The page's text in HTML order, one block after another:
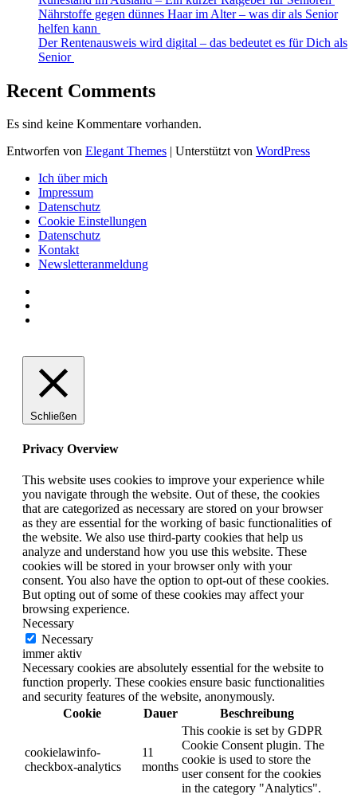
Nährstoffe gegen dünnes Haar im Alter – was dir als Senior
helfen kann
Der Rentenausweis wird digital – das bedeutet es für Dich als
Senior
Recent Comments
Es sind keine Kommentare vorhanden.
Entworfen von Elegant Themes | Unterstützt von WordPress
Ich über mich
Impressum
Datenschutz
Cookie Einstellungen
Datenschutz
Kontakt
Newsletteranmeldung
Schließen
Privacy Overview
This website uses cookies to improve your experience while
you navigate through the website. Out of these, the cookies
that are categorized as necessary are stored on your browser
as they are essential for the working of basic functionalities of
the website. We also use third-party cookies that help us
analyze and understand how you use this website. These
cookies will be stored in your browser only with your
consent. You also have the option to opt-out of these cookies.
But opting out of some of these cookies may affect your
browsing experience.
Necessary
Necessary
immer aktiv
Necessary cookies are absolutely essential for the website to
function properly. These cookies ensure basic functionalities
and security features of the website, anonymously.
Cookie
Dauer Beschreibung
cookielawinfo-
checkbox-analytics
11
months
This cookie is set by GDPR
Cookie Consent plugin. The
cookie is used to store the
user consent for the cookies
in the category "Analytics".